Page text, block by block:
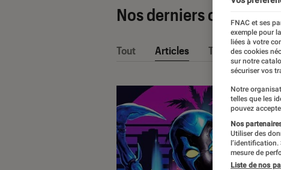
Nos derniers contenus
Tout Articles Tests
FNAC et ses
exemple pour
liées à votre
des cookies
sur notre
sécuriser vos
Notre
telles que les
pouvez
Nos
Utiliser des
mesure de
Liste de nos